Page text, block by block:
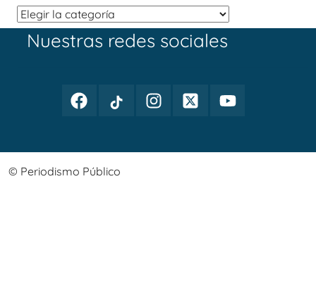
Categorías
Nuestras redes sociales
Facebook
Periodismo
TikTok
Periodismo
InstagramTwitterYoutube
© Periodismo Público